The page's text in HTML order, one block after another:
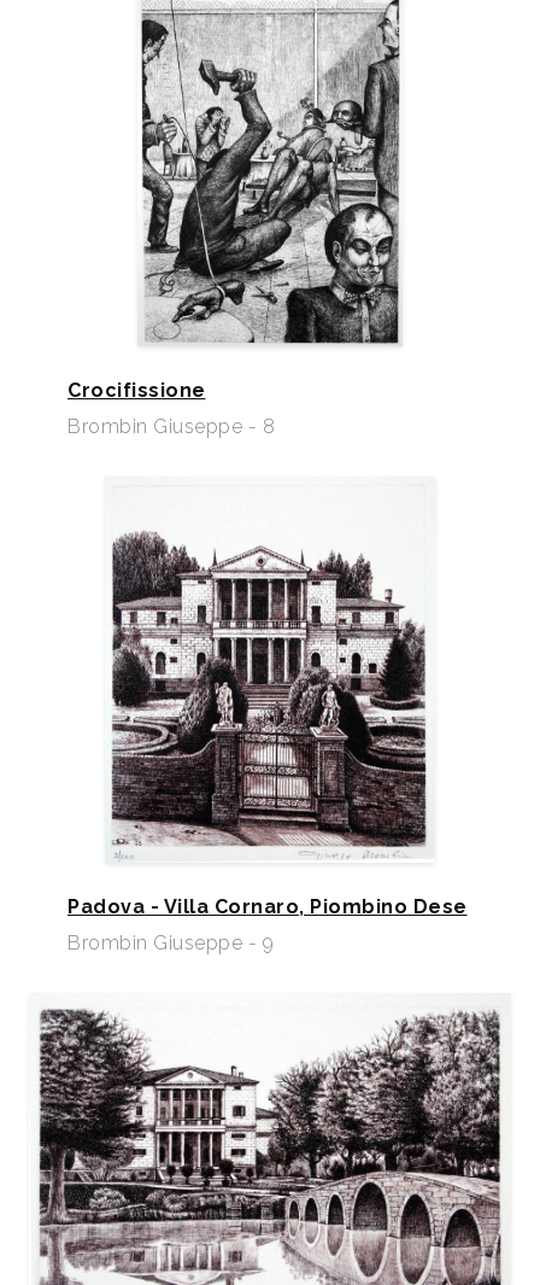
Crocifissione
Brombin Giuseppe - 8
Padova - Villa Cornaro, Piombino Dese
Brombin Giuseppe - 9